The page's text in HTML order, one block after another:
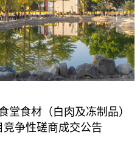
堂食材（白肉及冻制品）
争性磋商成交公告